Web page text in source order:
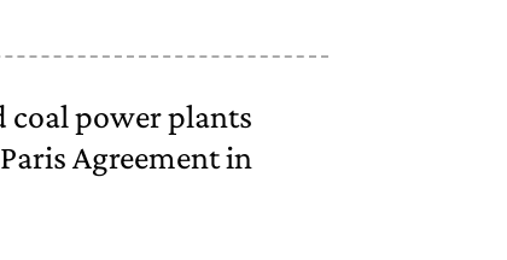
coal power plants
Agreement in